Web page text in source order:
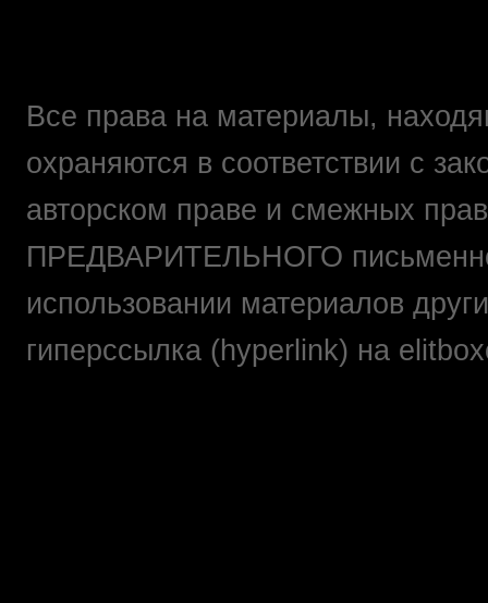
Все права на материалы,
охраняются в соответствии с
авторском праве и смежных
ПРЕДВАРИТЕЛЬНОГО
использовании материалов
гиперссылка (hyperlink) на